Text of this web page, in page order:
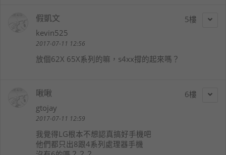
5
假凱文
kevin525
2017-07-11 12:56
放個62X 65X系列的嘛，s4xx撐的起來嗎？
6
啾啾
gtojay
2017-07-11 12:59
我覺得LG根本不想認真搞好手機吧
他們都只出8跟4系列處理器手機